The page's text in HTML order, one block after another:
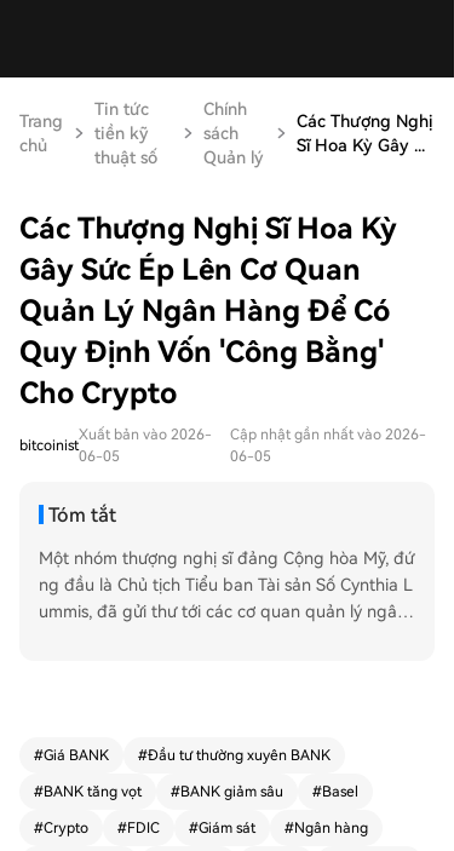
Trang
chủ
Tin tức
tiền kỹ
thuật số
Chính
sách
Quản lý
Các Thượng Nghị
Sĩ Hoa Kỳ Gây ...
Các Thượng Nghị Sĩ Hoa Kỳ
Gây Sức Ép Lên Cơ Quan
Quản Lý Ngân Hàng Để Có
Quy Định Vốn 'Công Bằng'
Cho Crypto
bitcoinist
Xuất bản vào 2026-
06-05
Cập nhật gần nhất vào 2026-
06-05
Tóm tắt
Một nhóm thượng nghị sĩ đảng Cộng hòa Mỹ, đứ
ng đầu là Chủ tịch Tiểu ban Tài sản Số Cynthia L
ummis, đã gửi thư tới các cơ quan quản lý ngân
mức phân loại trừng phạt nhất - đối với tài sản ti
ền mã hóa, coi đó là lệnh cấm thực tế thay vì đá
#Giá BANK #Đầu tư thường xuyên BANK
#BANK tăng vọt #BANK giảm sâu #Basel
#Crypto #FDIC #Giám sát #Ngân hàng